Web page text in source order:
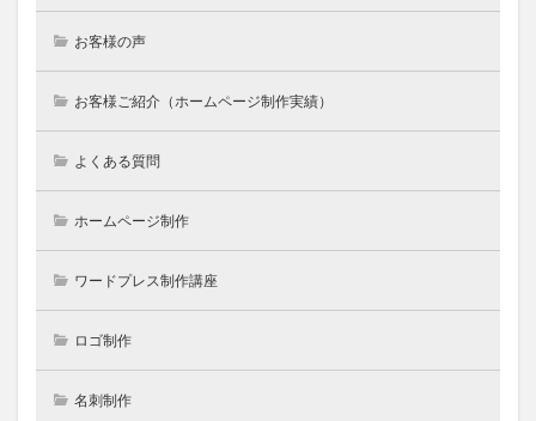
お客様の声
お客様ご紹介（ホームページ制作実績）
よくある質問
ホームページ制作
ワードプレス制作講座
ロゴ制作
名刺制作